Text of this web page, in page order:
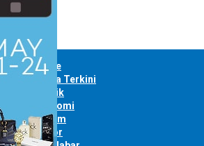
Home
Berita Terkini
Politik
Ekonomi
Hukum
Bogor